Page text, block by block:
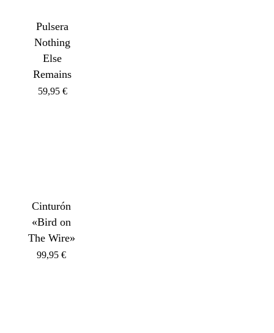
Pulsera
Nothing
Else
Remains
59,95 €
Cinturón
«Bird on
The Wire»
99,95€